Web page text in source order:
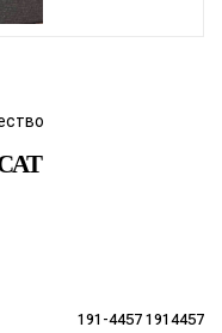
191-4457 1914457